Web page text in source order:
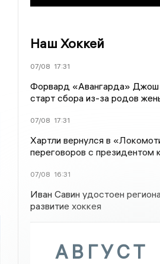
Наш Хоккей
07/08 17:31
Форвард «Авангарда» Джош
старт сбора из-за родов
07/08 17:31
Хартли вернулся в
переговоров с президентом
07/08 16:31
Иван Савин удостоен
развитие хоккея
АВГУСТ